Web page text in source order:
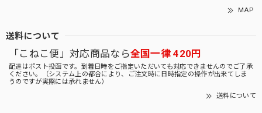
MAP
送料について
「こねこ便」対応商品なら全国一律 420円
配達はポスト投函です。到着日時をご指定いただいても対応できませんのでご了承
ください。（システム上の都合により、ご注文時に日時指定の操作が出来てしま
うのですが実際には承れません）
送料について